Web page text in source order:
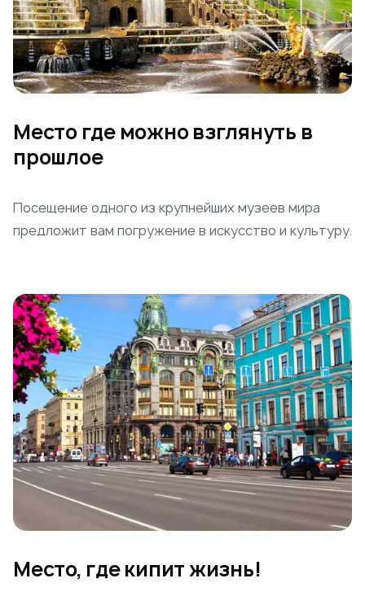
Место где можно взглянуть в
прошлое
Посещение одного из крупнейших музеев мира
предложит вам погружение в искусство и культуру.
Место, где кипит жизнь!